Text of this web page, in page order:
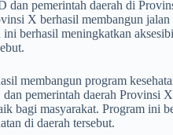
dan pemerintah daerah di
X berhasil membangun jalan
berhasil meningkatkan
membangun program
pemerintah daerah Provinsi
bagi masyarakat. Program ini
di daerah tersebut.